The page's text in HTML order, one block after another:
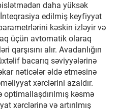
daha yüksək
edilmiş keyfiyyət
kəskin izləyir və
üçün avtomatik olaraq
qarşısını alır. Avadanlığın
bacarıq səviyyələrinə
nəticələr əldə etməsinə
xərclərini azaldır.
kəsmə
xərclərinə və artırılmış